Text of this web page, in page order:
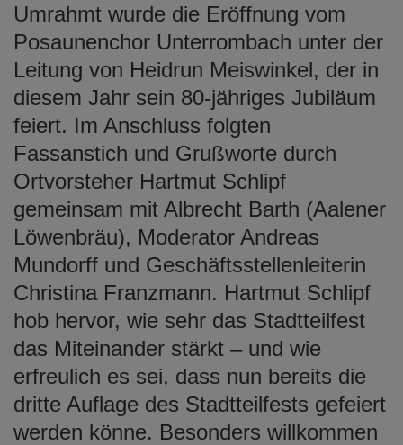
Umrahmt wurde die Eröffnung vom
Posaunenchor Unterrombach unter der
Leitung von Heidrun Meiswinkel, der in
diesem Jahr sein 80-jähriges Jubiläum
feiert. Im Anschluss folgten
Fassanstich und Grußworte durch
Ortvorsteher Hartmut Schlipf
gemeinsam mit Albrecht Barth (Aalener
Löwenbräu), Moderator Andreas
Mundorff und Geschäftsstellenleiterin
Christina Franzmann. Hartmut Schlipf
hob hervor, wie sehr das Stadtteilfest
das Miteinander stärkt – und wie
erfreulich es sei, dass nun bereits die
dritte Auflage des Stadtteilfests gefeiert
werden könne. Besonders willkommen